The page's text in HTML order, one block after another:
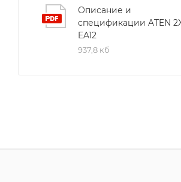
Описание и
спецификации ATEN
EA12
937,8 кб